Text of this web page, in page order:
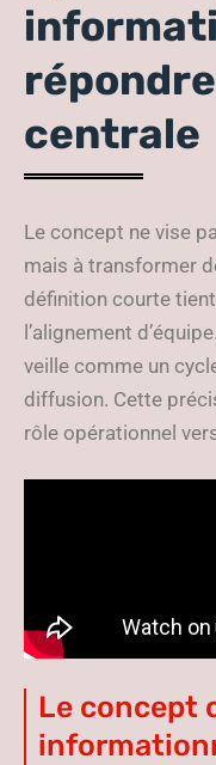
centrale
Le concept ne vise
mais à transformer
définition courte
l’alignement
veille comme un
diffusion. Cette
rôle opérationnel
Le concept